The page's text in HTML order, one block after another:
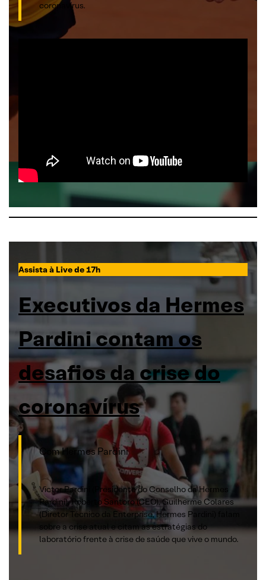
coronavírus.
Assista à Live de 17h
Executivos da Hermes
Pardini contam os
desafios da crise do
coronavírus
Com Hermes Pardini
Victor Pardini (Presidente do Conselho da Hermes
Pardini), Roberto Santoro (CEO), Guilherme Colares
(Diretor Técnico da Enterprise, Hermes Pardini) falam
sobre a crise atual e citam as estratégias do
laboratório frente à crise de saúde que vive o mundo.